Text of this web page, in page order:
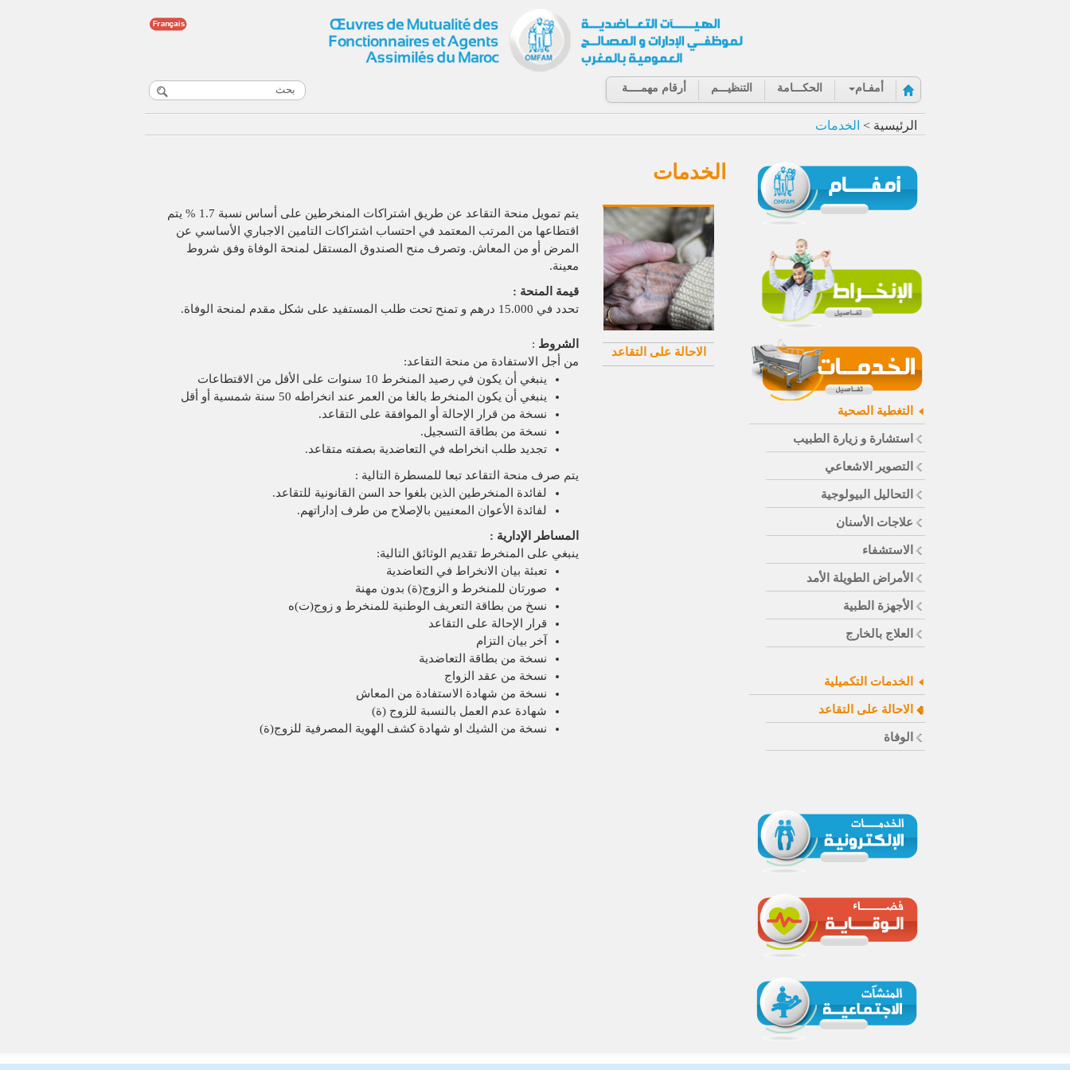
أمفـام الحكـــامة التنظيـــم أرقام مهمــــة
الرئيسية > الخدمات
الخدمات
الاحالة على التقاعد
يتم تمويل منحة التقاعد عن طريق اشتراكات المنخرطين على أساس نسبة 1.7 % يتم
اقتطاعها من المرتب المعتمد في احتساب اشتراكات التامين الاجباري الأساسي عن
المرض أو من المعاش. وتصرف منح الصندوق المستقل لمنحة الوفاة وفق شروط
معينة.
قيمة المنحة :
تحدد في 15.000 درهم و تمنح تحت طلب المستفيد على شكل مقدم لمنحة الوفاة.
الشروط :
من أجل الاستفادة من منحة التقاعد:
ينبغي أن يكون في رصيد المنخرط 10 سنوات على الأقل من الاقتطاعات
ينبغي أن يكون المنخرط بالغا من العمر عند انخراطه 50 سنة شمسية أو أقل
نسخة من قرار الإحالة أو الموافقة على التقاعد.
نسخة من بطاقة التسجيل.
تجديد طلب انخراطه في التعاضدية بصفته متقاعد.
يتم صرف منحة التقاعد تبعا للمسطرة التالية :
لفائدة المنخرطين الذين بلغوا حد السن القانونية للتقاعد.
لفائدة الأعوان المعنيين بالإصلاح من طرف إداراتهم.
المساطر الإدارية :
ينبغي على المنخرط تقديم الوثائق التالية:
تعبئة بيان الانخراط في التعاضدية
صورتان للمنخرط و الزوج(ة) بدون مهنة
نسخ من بطاقة التعريف الوطنية للمنخرط و زوج(ت)ه
قرار الإحالة على التقاعد
آخر بيان التزام
نسخة من بطاقة التعاضدية
نسخة من عقد الزواج
نسخة من شهادة الاستفادة من المعاش
شهادة عدم العمل بالنسبة للزوج (ة)
نسخة من الشيك او شهادة كشف الهوية المصرفية للزوج(ة)
التغطية الصحية
استشارة و زيارة الطبيب
التصوير الاشعاعي
التحاليل البيولوجية
علاجات الأسنان
الاستشفاء
الأمراض الطويلة الأمد
الأجهزة الطبية
العلاج بالخارج
الخدمات التكميلية
الاحالة على التقاعد
الوفاة